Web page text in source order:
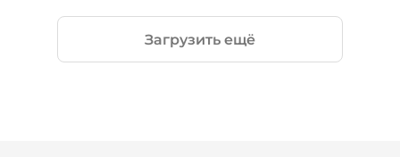
Загрузить ещё